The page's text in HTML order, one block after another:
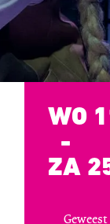
WO
-
ZA
Geweest